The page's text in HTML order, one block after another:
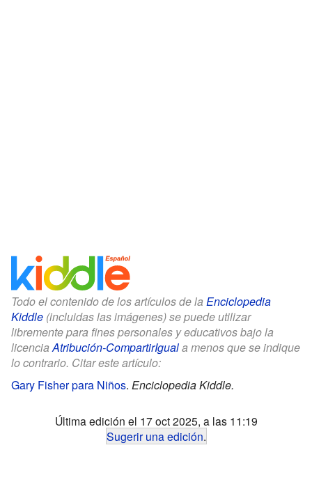
Todo el contenido de los artículos de la Enciclopedia
Kiddle (incluidas las imágenes) se puede utilizar
libremente para fines personales y educativos bajo la
licenciaAtribución-CompartirIguala menos que se indique
lo contrario. Citar este artículo:
Gary Fisher para Niños. Enciclopedia Kiddle.
Última edición el 17 oct 2025, a las 11:19
Sugerir una edición.